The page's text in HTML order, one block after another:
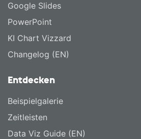
Google Slides
PowerPoint
KI Chart Vizzard
Changelog (EN)
Entdecken
Beispielgalerie
Zeitleisten
Data Viz Guide (EN)